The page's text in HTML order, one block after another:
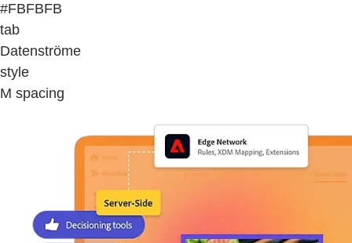
#FBFBFB
tab
Datenströme
style
M spacing